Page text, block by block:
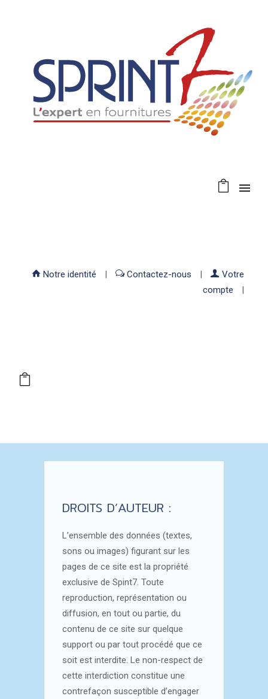
Notre identité | Contactez-nous |
Votre
compte
|
DROITS D’AUTEUR :
L’ensemble des données (textes,
sons ou images) figurant sur les
pages de ce site est la propriété
exclusive de Spint7. Toute
reproduction, représentation ou
diffusion, en tout ou partie, du
contenu de ce site sur quelque
support ou par tout procédé que ce
soit est interdite. Le non-respect de
cette interdiction constitue une
contrefaçon susceptible d’engager